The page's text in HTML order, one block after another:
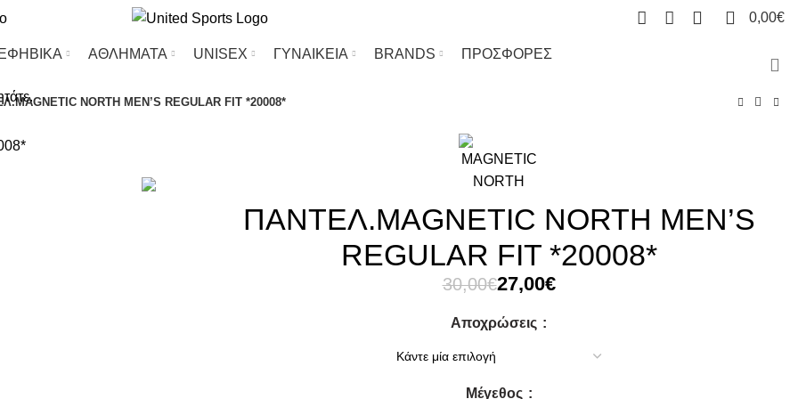
0,00€
ΑΘΛΗΜΑΤΑ UΝΙSΕΧ ΓΥΝΑΙΚΕΙΑ BRANDS ΠΡΟΣΦΟΡΕΣ
NORTH MEN’S REGULAR FIT *20008*
ΠΑΝΤΕΛ.MAGNETIC NORTH MEN’S
REGULAR FIT *20008*
30,00€Original
was:
27,00€Η
είναι:
Αποχρώσεις
Μέγεθος